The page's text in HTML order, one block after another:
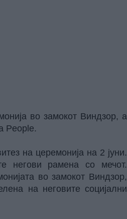
во замокот Виндзор, а
People.
на церемонија на 2 јуни.
негови рамена со мечот.
во замокот Виндзор,
на неговите социјални